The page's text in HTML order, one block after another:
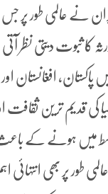
نے عالمی طور پر
کا ثبوت دیتی نظر
افغانستان
کی قدیم ترین
میں ہونے کے باعث
طور پر بھی انتہائی